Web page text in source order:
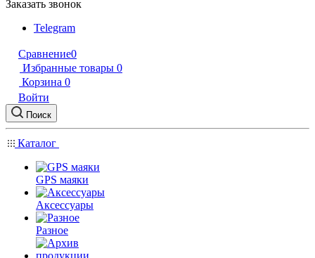
Заказать звонок
Telegram
Сравнение0
Избранные товары 0
Корзина 0
Войти
Поиск
Каталог
GPS маяки
Аксессуары
Разное